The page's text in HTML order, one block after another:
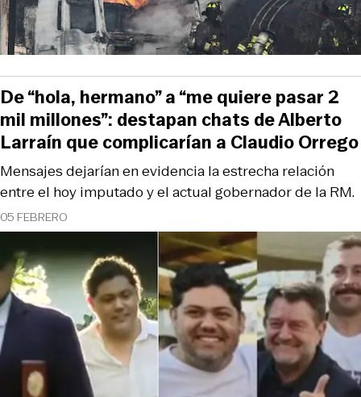
05 FEBRERO
Mensajes dejarían en evidencia la estrecha relación
entre el hoy imputado y el actual gobernador de la RM.
De “hola, hermano” a “me quiere pasar 2
mil millones”: destapan chats de Alberto
Larraín que complicarían a Claudio Orrego